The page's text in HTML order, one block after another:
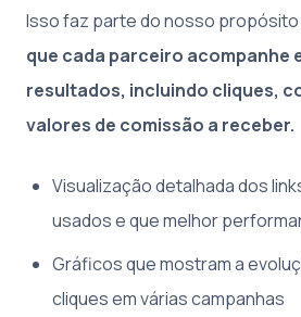
Isso faz parte do nosso propósito
que cada parceiro acompanhe
resultados, incluindo cliques,
valores de comissão a receber.
Visualização detalhada dos
usados e que melhor
Gráficos que mostram a
cliques em várias campanhas